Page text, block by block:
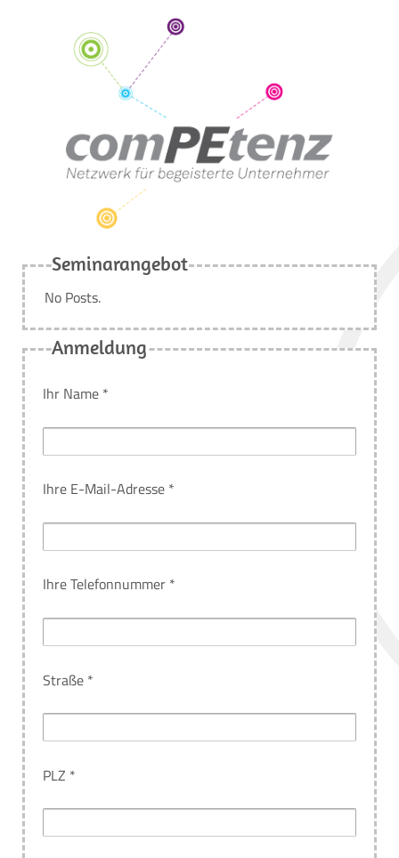
Seminarangebot
No Posts.
Anmeldung
Ihr Name *
Ihre E-Mail-Adresse *
Ihre Telefonnummer *
Straße *
PLZ *